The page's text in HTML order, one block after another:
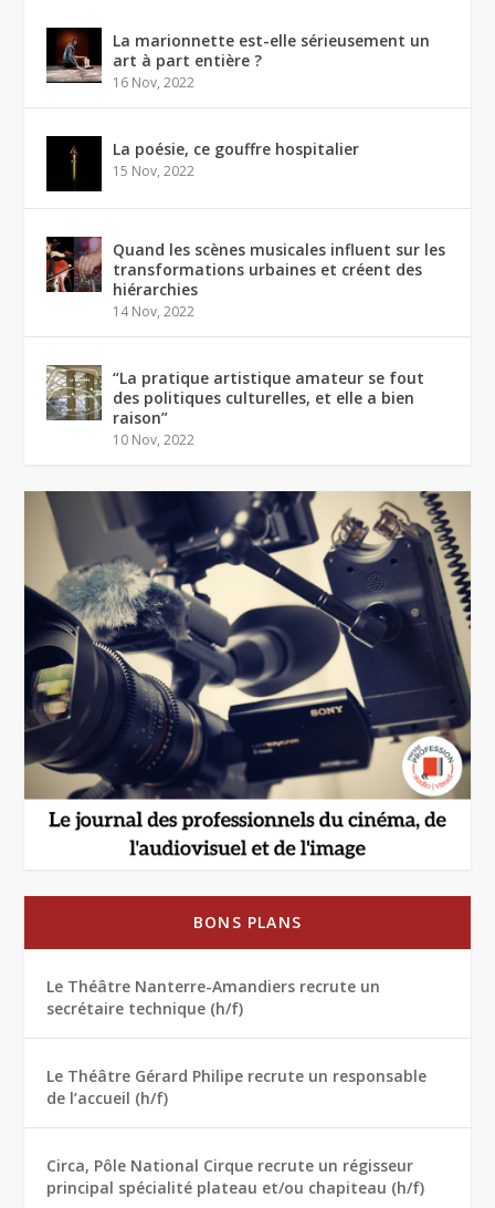
La marionnette est-elle sérieusement un
art à part entière ?
16 Nov, 2022
La poésie, ce gouffre hospitalier
15 Nov, 2022
Quand les scènes musicales influent sur les
transformations urbaines et créent des
hiérarchies
14 Nov, 2022
“La pratique artistique amateur se fout
des politiques culturelles, et elle a bien
raison”
10 Nov, 2022
BONS PLANS
Le Théâtre Nanterre-Amandiers recrute un
secrétaire technique (h/f)
Le Théâtre Gérard Philipe recrute un responsable
de l’accueil (h/f)
Circa, Pôle National Cirque recrute un régisseur
principal spécialité plateau et/ou chapiteau (h/f)